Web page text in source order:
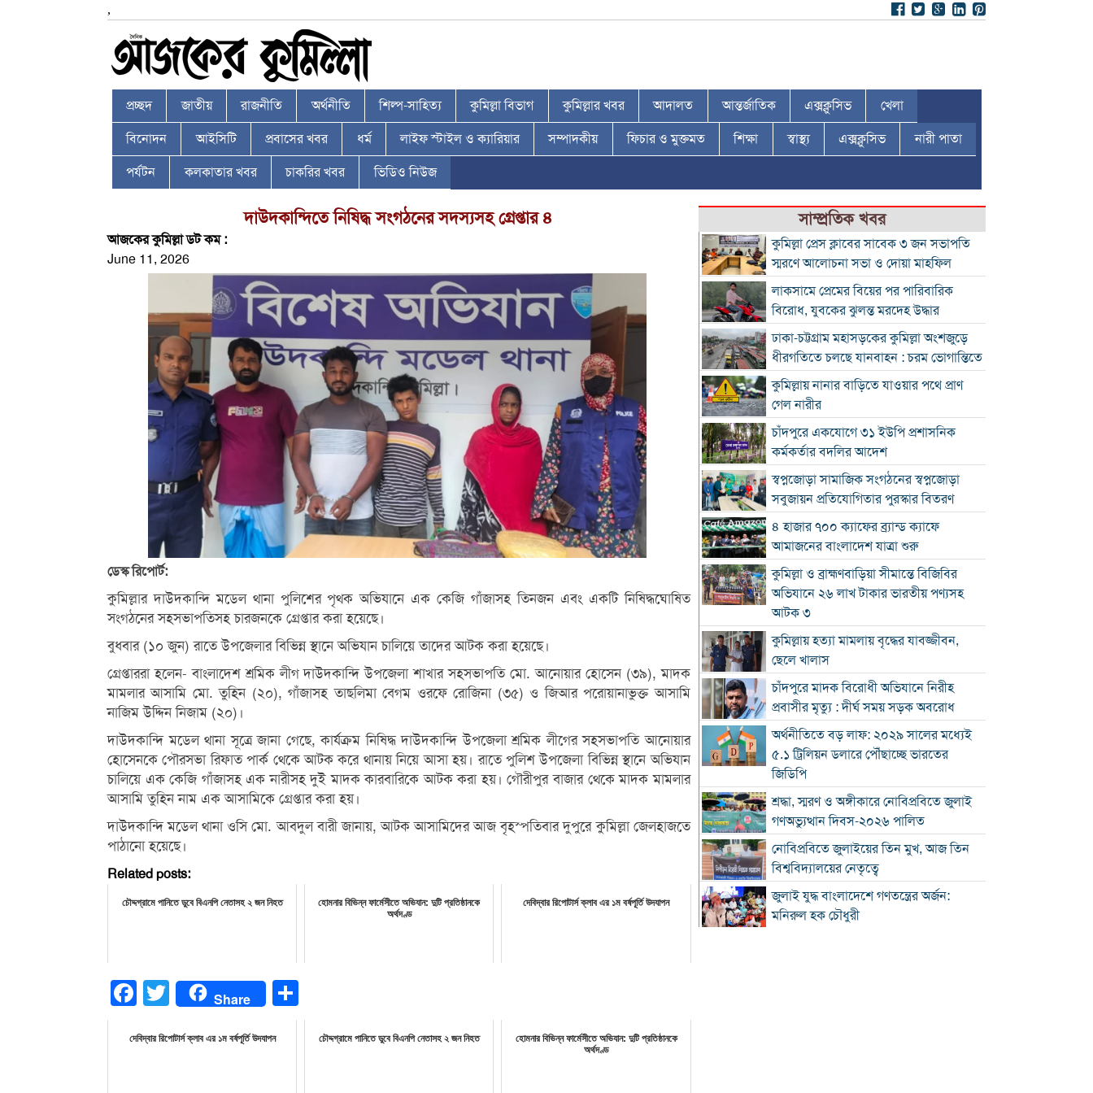
,
প্রচ্ছদ জাতীয় রাজনীতি অর্থনীতি শিল্প-সাহিত্য কুমিল্লা বিভাগ কুমিল্লার খবর আদালত আন্তর্জাতিক এক্সক্লুসিভ খেলা
বিনোদন আইসিটি প্রবাসের খবর ধর্ম লাইফ স্টাইল ও ক্যারিয়ার সম্পাদকীয় ফিচার ও মুক্তমত শিক্ষা স্বাস্থ্য এক্সক্লুসিভ নারী পাতা
পর্যটন কলকাতার খবর চাকরির খবর ভিডিও নিউজ
দাউদকান্দিতে নিষিদ্ধ সংগঠনের সদস্যসহ গ্রেপ্তার ৪
আজকের কুমিল্লা ডট কম :
June 11, 2026
ডেস্ক রিপোর্ট:
কুমিল্লার দাউদকান্দি মডেল থানা পুলিশের পৃথক অভিযানে এক কেজি গাঁজাসহ তিনজন এবং একটি নিষিদ্ধঘোষিত
সংগঠনের সহসভাপতিসহ চারজনকে গ্রেপ্তার করা হয়েছে।
বুধবার (১০ জুন) রাতে উপজেলার বিভিন্ন স্থানে অভিযান চালিয়ে তাদের আটক করা হয়েছে।
গ্রেপ্তাররা হলেন- বাংলাদেশ শ্রমিক লীগ দাউদকান্দি উপজেলা শাখার সহসভাপতি মো. আনোয়ার হোসেন (৩৯), মাদক
মামলার আসামি মো. তুহিন (২০), গাঁজাসহ তাছলিমা বেগম ওরফে রোজিনা (৩৫) ও জিআর পরোয়ানাভুক্ত আসামি
নাজিম উদ্দিন নিজাম (২০)।
দাউদকান্দি মডেল থানা সূত্রে জানা গেছে, কার্যক্রম নিষিদ্ধ দাউদকান্দি উপজেলা শ্রমিক লীগের সহসভাপতি আনোয়ার
হোসেনকে পৌরসভা রিফাত পার্ক থেকে আটক করে থানায় নিয়ে আসা হয়। রাতে পুলিশ উপজেলা বিভিন্ন স্থানে অভিযান
চালিয়ে এক কেজি গাঁজাসহ এক নারীসহ দুই মাদক কারবারিকে আটক করা হয়। গৌরীপুর বাজার থেকে মাদক মামলার
আসামি তুহিন নাম এক আসামিকে গ্রেপ্তার করা হয়।
দাউদকান্দি মডেল থানা ওসি মো. আবদুল বারী জানায়, আটক আসামিদের আজ বৃহস্পতিবার দুপুরে কুমিল্লা জেলহাজতে
পাঠানো হয়েছে।
Related posts:
চৌদ্দগ্রামে পানিতে ডুবে বিএনপি নেতাসহ ২ জন নিহত
হোমনার বিভিন্ন ফার্মেসীতে অভিযান: দুটি প্রতিষ্ঠানকে
অর্থদণ্ড
দেবিদ্বার রিপোটার্স ক্লাব এর ১ম বর্ষপূর্তি উদযাপন
Facebook
Twitter Share
দেবিদ্বার রিপোটার্স ক্লাব এর ১ম বর্ষপূর্তি উদযাপন চৌদ্দগ্রামে পানিতে ডুবে বিএনপি নেতাসহ ২ জন নিহত
হোমনার বিভিন্ন ফার্মেসীতে অভিযান: দুটি প্রতিষ্ঠানকে
অর্থদণ্ড
সাম্প্রতিক খবর
কুমিল্লা প্রেস ক্লাবের সাবেক ৩ জন সভাপতি
স্মরণে আলোচনা সভা ও দোয়া মাহফিল
লাকসামে প্রেমের বিয়ের পর পারিবারিক
বিরোধ, যুবকের ঝুলন্ত মরদেহ উদ্ধার
ঢাকা-চট্টগ্রাম মহাসড়কের কুমিল্লা অংশজুড়ে
ধীরগতিতে চলছে যানবাহন : চরম ভোগান্তিতে
কুমিল্লায় নানার বাড়িতে যাওয়ার পথে প্রাণ
গেল নারীর
চাঁদপুরে একযোগে ৩১ ইউপি প্রশাসনিক
কর্মকর্তার বদলির আদেশ
স্বপ্নজোড়া সামাজিক সংগঠনের স্বপ্নজোড়া
সবুজায়ন প্রতিযোগিতার পুরস্কার বিতরণ
৪ হাজার ৭০০ ক্যাফের ব্র্যান্ড ক্যাফে
আমাজনের বাংলাদেশ যাত্রা শুরু
কুমিল্লা ও ব্রাহ্মণবাড়িয়া সীমান্তে বিজিবির
অভিযানে ২৬ লাখ টাকার ভারতীয় পণ্যসহ
আটক ৩
কুমিল্লায় হত্যা মামলায় বৃদ্ধের যাবজ্জীবন,
ছেলে খালাস
চাঁদপুরে মাদক বিরোধী অভিযানে নিরীহ
প্রবাসীর মৃত্যু : দীর্ঘ সময় সড়ক অবরোধ
অর্থনীতিতে বড় লাফ: ২০২৯ সালের মধ্যেই
৫.১ ট্রিলিয়ন ডলারে পৌঁছাচ্ছে ভারতের
জিডিপি
শ্রদ্ধা, স্মরণ ও অঙ্গীকারে নোবিপ্রবিতে জুলাই
গণঅভ্যুত্থান দিবস-২০২৬ পালিত
নোবিপ্রবিতে জুলাইয়ের তিন মুখ, আজ তিন
বিশ্ববিদ্যালয়ের নেতৃত্বে
জুলাই যুদ্ধ বাংলাদেশে গণতন্ত্রের অর্জন:
মনিরুল হক চৌধুরী